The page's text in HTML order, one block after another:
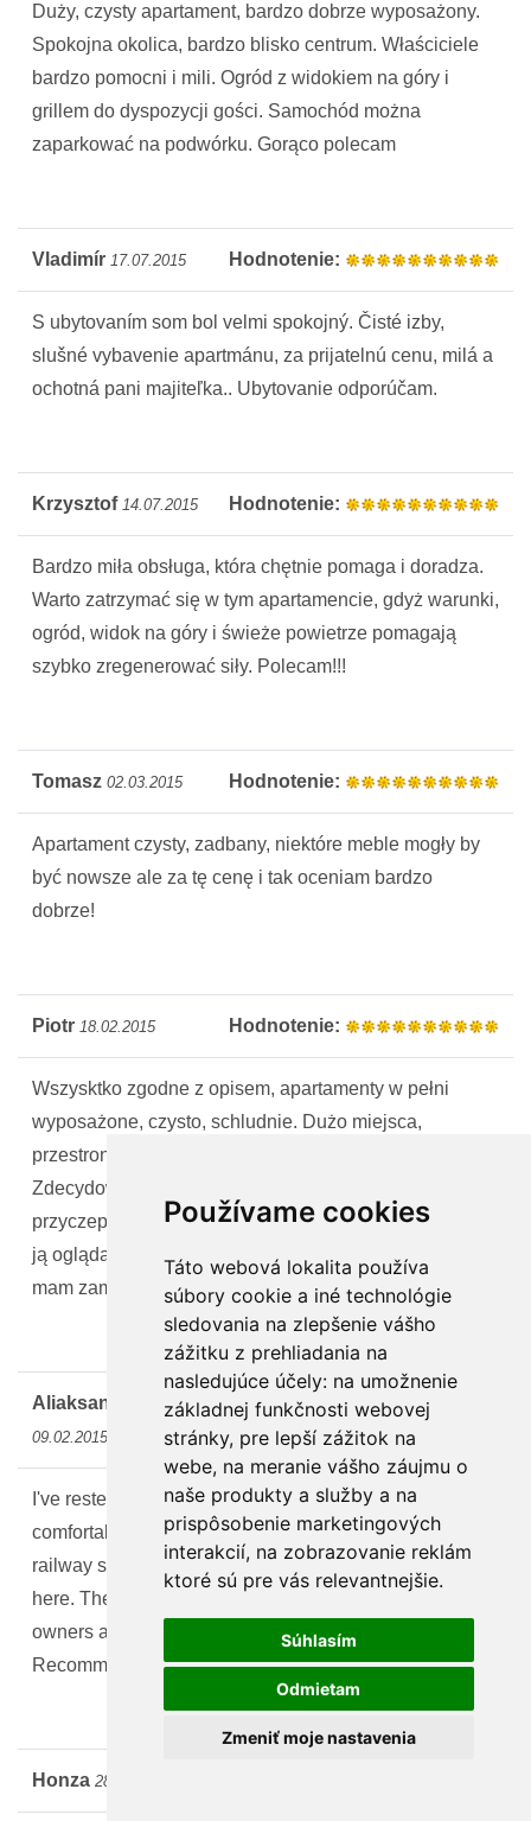
Používame cookies
Táto webová lokalita používa
súbory cookie a iné technológie
sledovania na zlepšenie vášho
zážitku z prehliadania na
nasledujúce účely: na umožnenie
základnej funkčnosti webovej
stránky, pre lepší zážitok na
webe, na meranie vášho záujmu o
naše produkty a služby a na
prispôsobenie marketingových
interakcií, na zobrazovanie reklám
ktoré sú pre vás relevantnejšie.
Súhlasím
Odmietam
Zmeniť moje nastavenia
Duży, czysty apartament, bardzo dobrze wyposażony.
Spokojna okolica, bardzo blisko centrum. Właściciele
bardzo pomocni i mili. Ogród z widokiem na góry i
grillem do dyspozycji gości. Samochód można
zaparkować na podwórku. Gorąco polecam
Vladimír 17.07.2015 Hodnotenie:
S ubytovaním som bol velmi spokojný. Čisté izby,
slušné vybavenie apartmánu, za prijatelnú cenu, milá a
ochotná pani majiteľka.. Ubytovanie odporúčam.
Krzysztof 14.07.2015 Hodnotenie:
Bardzo miła obsługa, która chętnie pomaga i doradza.
Warto zatrzymać się w tym apartamencie, gdyż warunki,
ogród, widok na góry i świeże powietrze pomagają
szybko zregenerować siły. Polecam!!!
Tomasz 02.03.2015 Hodnotenie:
Apartament czysty, zadbany, niektóre meble mogły by
być nowsze ale za tę cenę i tak oceniam bardzo
dobrze!
Piotr 18.02.2015 Hodnotenie:
Wszysktko zgodne z opisem, apartamenty w pełni
wyposażone, czysto, schludnie. Dużo miejsca,
przestronne pomieszczenia, własna suszarnia.
Zdecydowanie polecam! Jedynie do czego można się
przyczepić to telewizja, ale nie po to się wyjeżdza, żeby
ją oglądać. Zdecydowanie polecam i na przyszłość nie
mam zamiaru szukać niczego innego.
Aliaksandr
09.02.2015
Hodnotenie:
I've rested here with group of friends. The house is
comfortable and has good location. Aqua park, shops,
railway station are near and ski resort is not far from
here. There are bbq, parking for several cars, wi-fi. The
owners are very pleasant and hospitable. Good price!
Recommended!
Honza 28.01.2015